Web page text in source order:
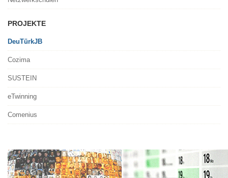
PROJEKTE
DeuTürkJB
Cozima
SUSTEIN
eTwinning
Comenius